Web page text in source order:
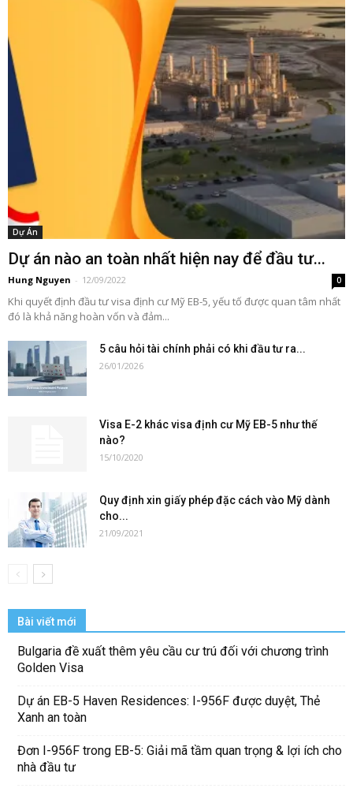
Dự Án
Dự án nào an toàn nhất hiện nay để đầu tư...
Hung Nguyen - 12/09/2022 0
Khi quyết định đầu tư visa định cư Mỹ EB-5, yếu tố được quan tâm nhất
đó là khả năng hoàn vốn và đảm...
5 câu hỏi tài chính phải có khi đầu tư ra...
26/01/2026
Visa E-2 khác visa định cư Mỹ EB-5 như thế
nào?
15/10/2020
Quy định xin giấy phép đặc cách vào Mỹ dành
cho...
21/09/2021
Bài viết mới
Bulgaria đề xuất thêm yêu cầu cư trú đối với chương trình
Golden Visa
Dự án EB-5 Haven Residences: I-956F được duyệt, Thẻ
Xanh an toàn
Đơn I-956F trong EB-5: Giải mã tầm quan trọng & lợi ích cho
nhà đầu tư